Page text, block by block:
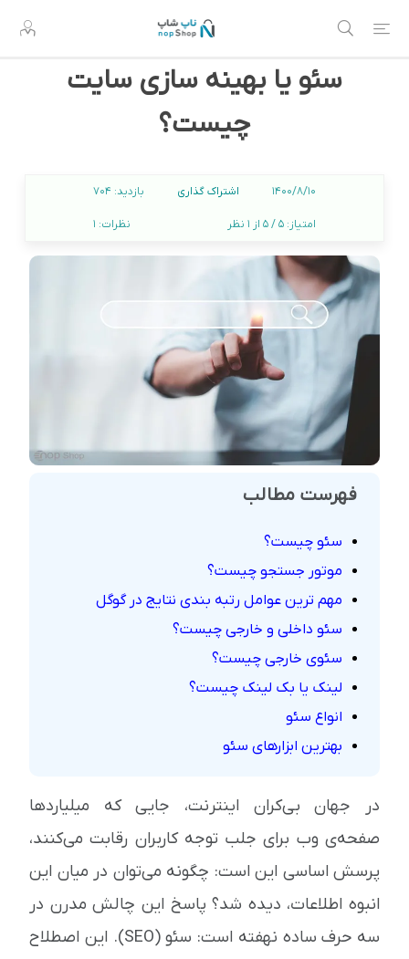
سئو یا بهینه سازی سایت
چیست؟
1400/8/10 اشتراک گذاری بازدید: 704
امتیاز: 5 / 5 از 1 نظر نظرات: 1
فهرست مطالب
سئو چیست؟
موتور جستجو چیست؟
مهم ترین عوامل رتبه بندی نتایج در گوگل
سئو داخلی و خارجی چیست؟
سئوی خارجی چیست؟
لینک یا بک لینک چیست؟
انواع سئو
بهترین ابزارهای سئو
در جهان بی‌کران اینترنت، جایی که میلیاردها
صفحه‌ی وب برای جلب توجه کاربران رقابت می‌کنند،
پرسش اساسی این است: چگونه می‌توان در میان این
انبوه اطلاعات، دیده شد؟ پاسخ این چالش مدرن در
سه حرف ساده نهفته است: سئو (SEO). این اصطلاح